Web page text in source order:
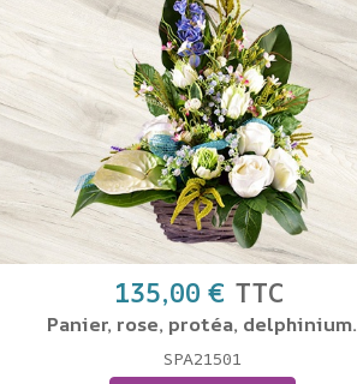
135,00 € TTC
Panier, rose, protéa, delphinium.
SPA21501